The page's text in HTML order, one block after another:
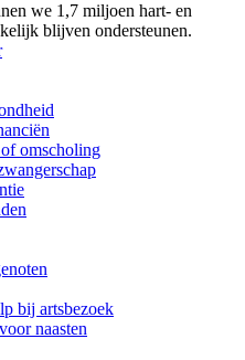
we 1,7 miljoen hart- en
blijven ondersteunen.
omscholing
bij artsbezoek
naasten